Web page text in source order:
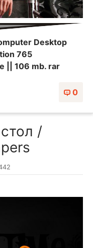
Desktop
765
|| 106 mb. rar
0
/